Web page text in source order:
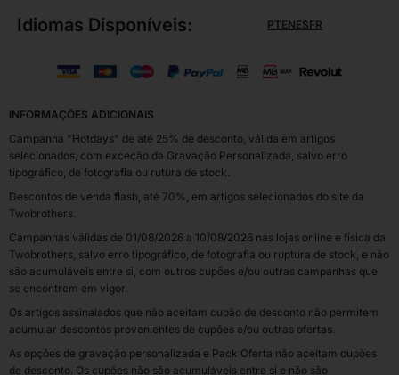
Idiomas Disponíveis: PTENESFR
INFORMAÇÕES ADICIONAIS
Campanha "Hotdays" de até 25% de desconto, válida em artigos
selecionados, com exceção da Gravação Personalizada, salvo erro
tipográfico, de fotografia ou rutura de stock.
Descontos de venda flash, até 70%, em artigos selecionados do site da
Twobrothers.
Campanhas válidas de 01/08/2026 a 10/08/2026 nas lojas online e física da
Twobrothers, salvo erro tipográfico, de fotografia ou ruptura de stock, e não
são acumuláveis entre si, com outros cupões e/ou outras campanhas que
se encontrem em vigor.
Os artigos assinalados que não aceitam cupão de desconto não permitem
acumular descontos provenientes de cupões e/ou outras ofertas.
As opções de gravação personalizada e Pack Oferta não aceitam cupões
de desconto. Os cupões não são acumuláveis entre si e não são